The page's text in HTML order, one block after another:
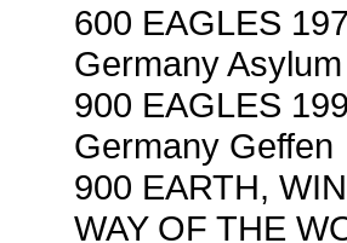
600 EAGLES
Germany Asylum
900 EAGLES
Germany Geffen
900 EARTH,
WAY OF THE